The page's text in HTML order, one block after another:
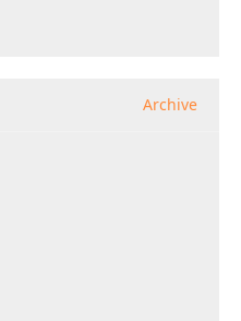
Archive